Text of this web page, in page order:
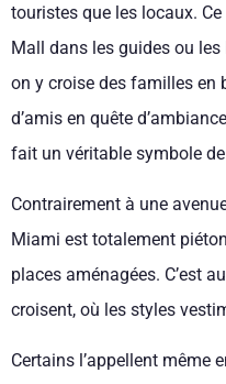
touristes que les locaux.
Mall dans les guides ou les
on y croise des familles en
d’amis en quête
fait un véritable symbole
Contrairement à une
Miami est totalement
places aménagées. C’est
croisent, où les styles
Certains l’appellent même